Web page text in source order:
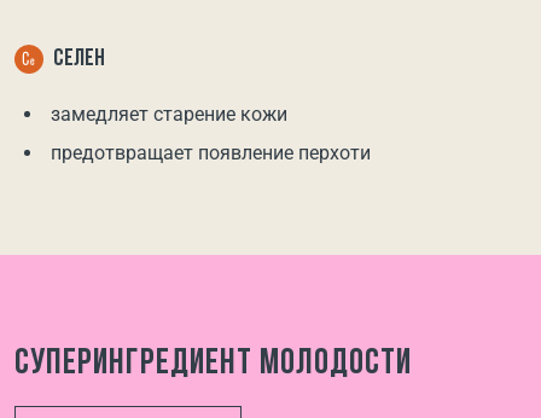
СЕЛЕН
замедляет старение кожи
предотвращает появление перхоти
Суперингредиент молодости